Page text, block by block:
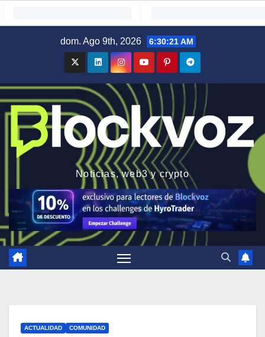
dom. Ago 9th, 2026 6:30:22 AM
Noticias, web3 y crypto
ACTUALIDAD COMUNIDAD